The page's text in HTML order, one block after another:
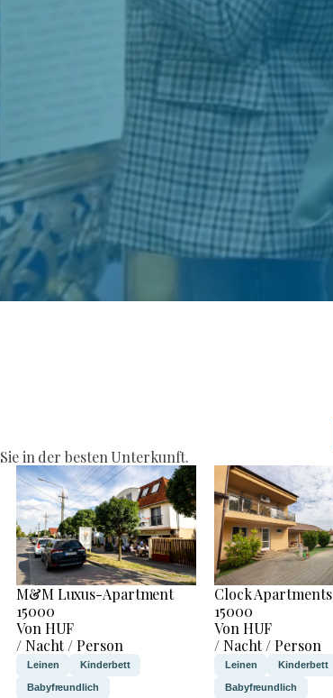
in der besten Unterkunft.
M&M Luxus-Apartment
15000
Von HUF
/ Nacht / Person
Leinen Kinderbett
Babyfreundlich
Clock Apartments
15000
Von HUF
/ Nacht / Person
Leinen Kinderbett
Babyfreundlich